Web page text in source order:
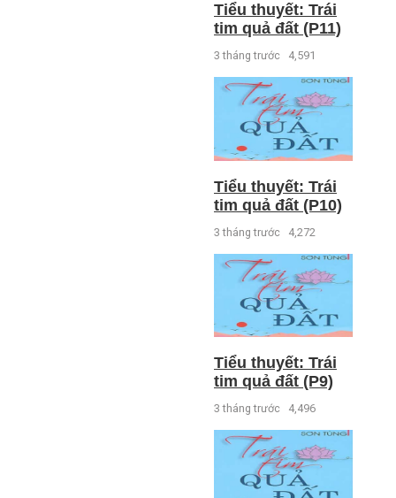
Tiểu thuyết: Trái
tim quả đất (P11)
3 tháng trước 4,591
Tiểu thuyết: Trái
tim quả đất (P10)
3 tháng trước 4,272
Tiểu thuyết: Trái
tim quả đất (P9)
3 tháng trước 4,496